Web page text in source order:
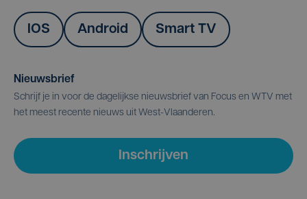
IOS Android Smart TV
Nieuwsbrief
Schrijf je in voor de dagelijkse nieuwsbrief van Focus en WTV met
het meest recente nieuws uit West-Vlaanderen.
Inschrijven